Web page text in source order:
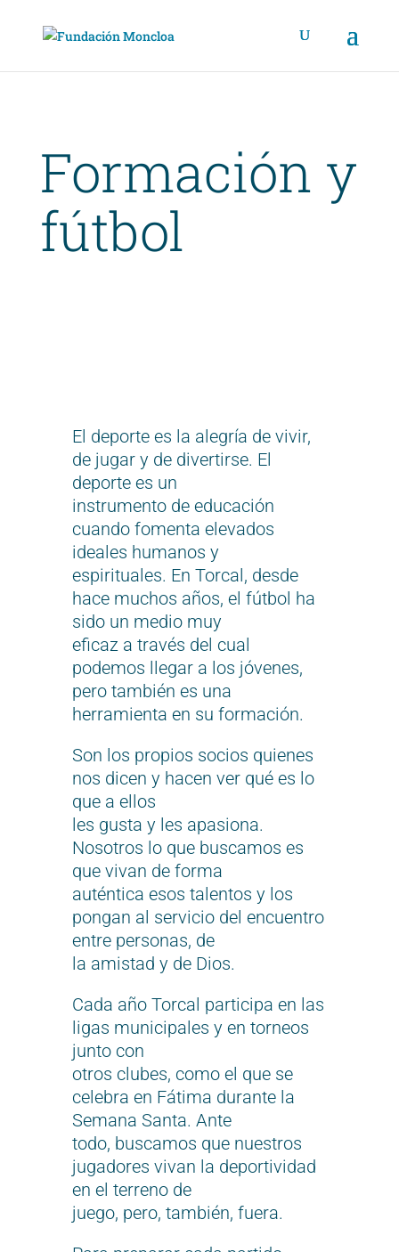
Formación y
fútbol
El deporte es la alegría de vivir,
de jugar y de divertirse. El
deporte es un
instrumento de educación
cuando fomenta elevados
ideales humanos y
espirituales. En Torcal, desde
hace muchos años, el fútbol ha
sido un medio muy
eficaz a través del cual
podemos llegar a los jóvenes,
pero también es una
herramienta en su formación.
Son los propios socios quienes
nos dicen y hacen ver qué es lo
que a ellos
les gusta y les apasiona.
Nosotros lo que buscamos es
que vivan de forma
auténtica esos talentos y los
pongan al servicio del encuentro
entre personas, de
la amistad y de Dios.
Cada año Torcal participa en las
ligas municipales y en torneos
junto con
otros clubes, como el que se
celebra en Fátima durante la
Semana Santa. Ante
todo, buscamos que nuestros
jugadores vivan la deportividad
en el terreno de
juego, pero, también, fuera.